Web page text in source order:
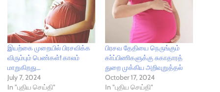
இயற்கை முறையில் பிரசவிக்க
விரும்பும் பெண்கள்! காலம்
மாறுகிறது…
July 7, 2024
In "புதிய செய்தி"
பிரசவ தேதியை நெருங்கும்
கா்ப்பிணிகளுக்கு சுகாதாரத்
துறை முக்கிய அறிவுறுத்தல்
October 17, 2024
In "புதிய செய்தி"